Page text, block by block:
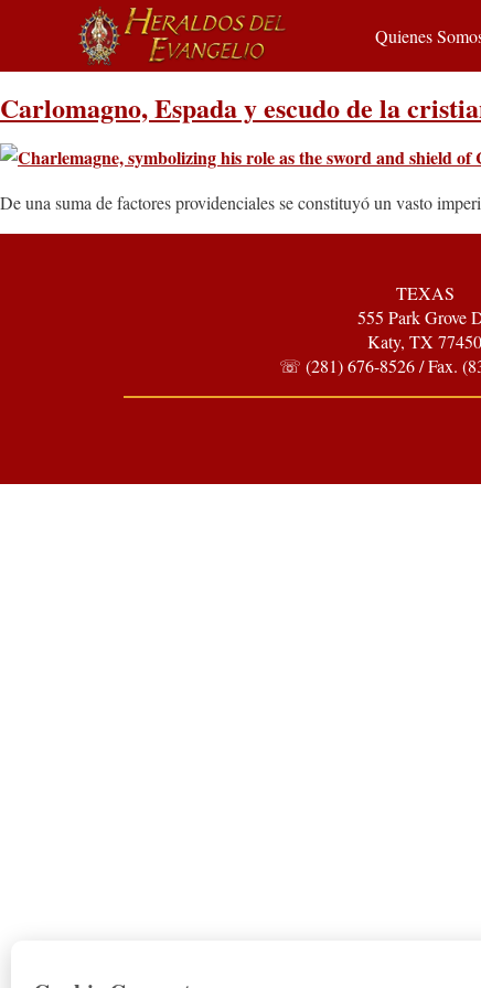
Quienes
Carlomagno, Espada y escudo de la
De una suma de factores providenciales se constituyó un vasto
TEXAS
555 Park Grove
Katy, TX 77450
☏ (281) 676-8526 / Fax.